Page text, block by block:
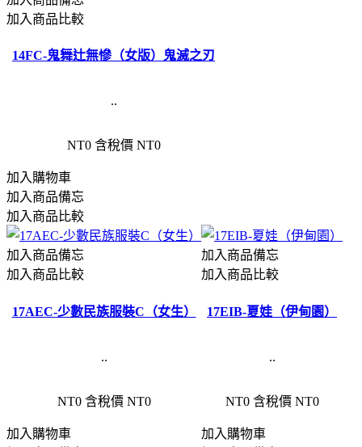
加入商品比較
14FC-鬼舞辻無慘（女版）鬼滅之刃
..
NT0 含稅價 NT0
加入購物車
加入商品備忘
加入商品比較
加入商品備忘
加入商品比較
17AEC-少數民族服裝C（女生）
..
NT0 含稅價 NT0
加入購物車
加入商品備忘
加入商品比較
17EIB-夏娃（伊甸園）
..
NT0 含稅價 NT0
加入購物車